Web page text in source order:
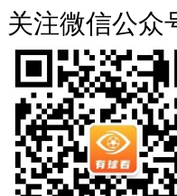
关注微信公众